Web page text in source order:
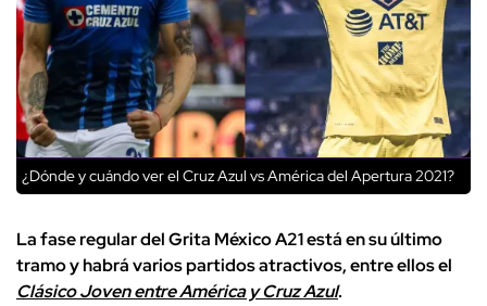
¿Dónde y cuándo ver el Cruz Azul vs América del Apertura 2021?
La fase regular del Grita México A21 está en su último
tramo y habrá varios partidos atractivos, entre ellos el
Clásico Joven entre América y Cruz Azul.